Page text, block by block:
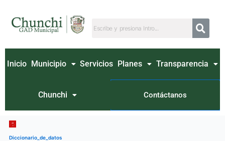
contenido
Inicio Municipio Servicios Planes Transparencia
Chunchi Contáctanos
Diccionario_de_datos